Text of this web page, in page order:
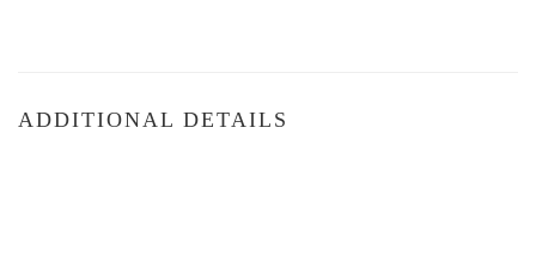
ADDITIONAL DETAILS